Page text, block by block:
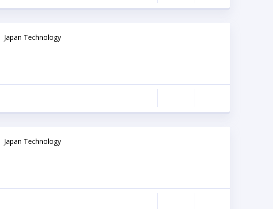
Japan Technology
Japan Technology